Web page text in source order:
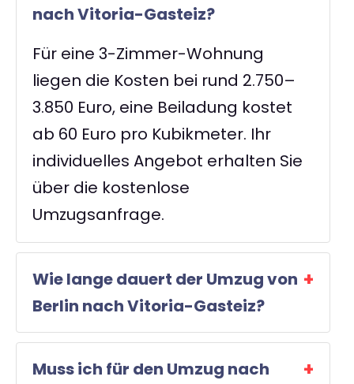
nach Vitoria-Gasteiz?
Für eine 3-Zimmer-Wohnung
liegen die Kosten bei rund 2.750–
3.850 Euro, eine Beiladung kostet
ab 60 Euro pro Kubikmeter. Ihr
individuelles Angebot erhalten Sie
über die kostenlose
Umzugsanfrage.
Wie lange dauert der Umzug von
Berlin nach Vitoria-Gasteiz?
Muss ich für den Umzug nach